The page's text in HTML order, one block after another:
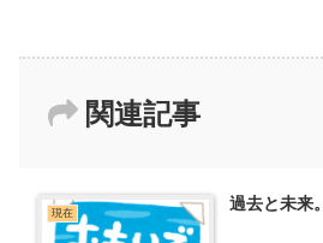
関連記事
現在 過去と未来。